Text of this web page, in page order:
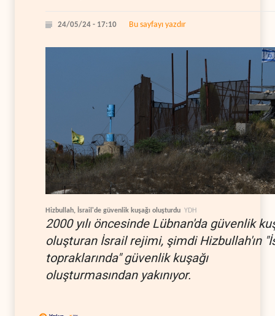
24/05/24 - 17:10 Bu sayfayı yazdır
Hizbullah, İsrail'de güvenlik kuşağı oluşturdu YDH
2000 yılı öncesinde Lübnan'da güvenlik
oluşturan İsrail rejimi, şimdi Hizbullah'ın
topraklarında" güvenlik kuşağı
oluşturmasından yakınıyor.